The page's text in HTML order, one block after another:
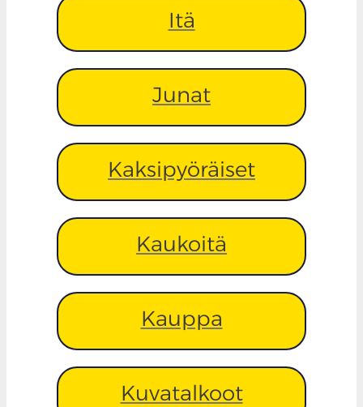
Itä
Junat
Kaksipyöräiset
Kaukoitä
Kauppa
Kuvatalkoot